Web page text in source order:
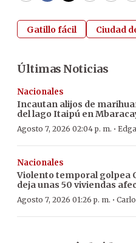
Gatillo fácil Ciudad
Últimas Noticias
Nacionales
Incautan alijos de
del lago Itaipú en
Agosto 7, 2026 02:04 p. m. ·
Nacionales
Violento temporal golpea
deja unas 50 viviendas
Agosto 7, 2026 01:26 p. m. ·